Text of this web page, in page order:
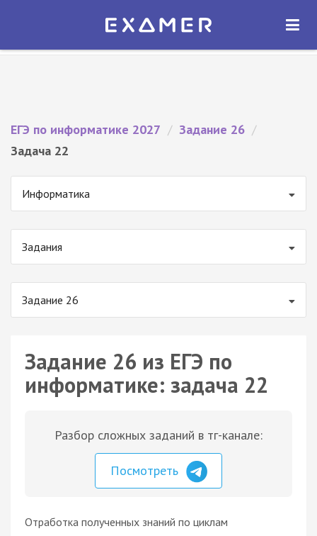
Экзамер — ЕГЭ 2027
ОТКРЫТЬ
ЕГЭ по информатике 2027 / Задание 26 /
Задача 22
Информатика
Задания
Задание 26
Задание 26 из ЕГЭ по
информатике: задача 22
Разбор сложных заданий в тг-канале:
Посмотреть
Отработка полученных знаний по циклам